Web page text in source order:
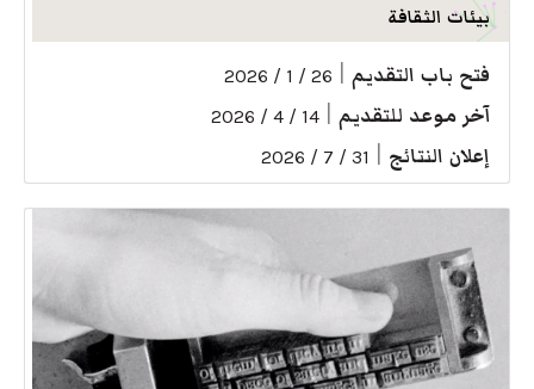
بيئات الثقافة
فتح باب التقديم 26 / 1 / 2026
آخر موعد للتقديم 14 / 4 / 2026
إعلان النتائج 31 / 7 / 2026